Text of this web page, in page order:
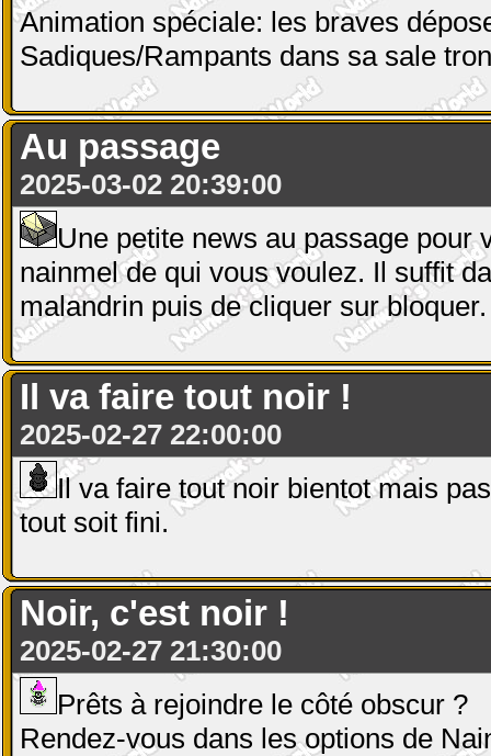
Animation spéciale: les braves
Sadiques/Rampants dans sa sale
Au passage
2025-03-02 20:39:00
Une petite news au passage pour
nainmel de qui vous voulez. Il suffit
malandrin puis de cliquer sur bloquer.
Il va faire tout noir !
2025-02-27 22:00:00
Il va faire tout noir bientot mais
tout soit fini.
Noir, c'est noir !
2025-02-27 21:30:00
Prêts à rejoindre le côté obscur ?
Rendez-vous dans les options de